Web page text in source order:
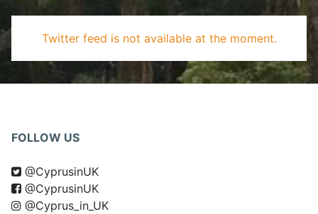
Twitter feed is not available at the moment.
FOLLOW US
@CyprusinUK
@CyprusinUK
@Cyprus_in_UK